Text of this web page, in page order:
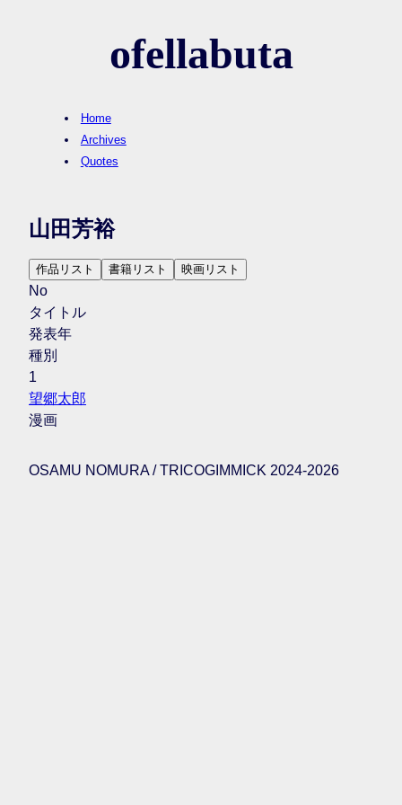
ofellabuta
Home
Archives
Quotes
山田芳裕
作品リスト 書籍リスト 映画リスト
No
タイトル
発表年
種別
1
望郷太郎
漫画
OSAMU NOMURA / TRICOGIMMICK 2024-2026